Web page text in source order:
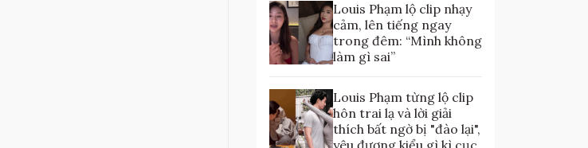
Louis Phạm lộ clip nhạy
cảm, lên tiếng ngay
trong đêm: “Mình không
làm gì sai”
Louis Phạm từng lộ clip
hôn trai lạ và lời giải
thích bất ngờ bị "đào lại",
yêu đương kiểu gì kì cục